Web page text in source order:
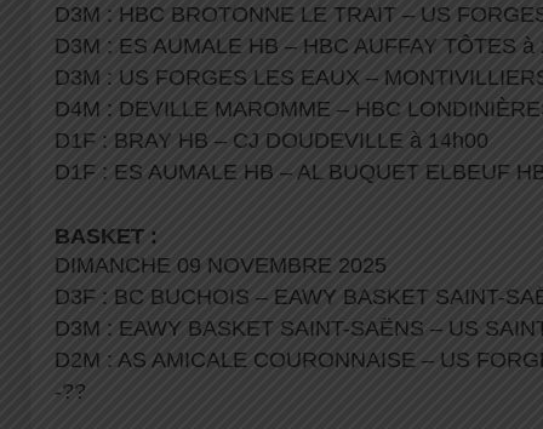
D3M : HBC BROTONNE LE TRAIT – US
D3M : ES AUMALE HB – HBC AUFFAY TÔTES à
D3M : US FORGES LES EAUX –
D4M : DEVILLE MAROMME – HBC
D1F : BRAY HB – CJ DOUDEVILLE à 14h00
D1F : ES AUMALE HB – AL BUQUET ELBEUF
BASKET :
DIMANCHE 09 NOVEMBRE 2025
D3F : BC BUCHOIS – EAWY BASKET SAINT-
D3M : EAWY BASKET SAINT-SAËNS – US
D2M : AS AMICALE COURONNAISE – US
-??